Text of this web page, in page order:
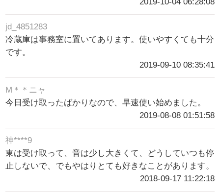
jd_4851283
冷蔵庫は事務室に置いてあります。使いやすくても十分
です。
2019-09-10 08:35:41
M＊＊ニャ
今日受け取ったばかりなので、早速使い始めました。
2019-08-08 01:51:58
神****9
東は受け取って、音は少し大きくて、どうしていつも停
止しないで、でもやはりとても好きなことがあります。
2018-09-17 11:22:18